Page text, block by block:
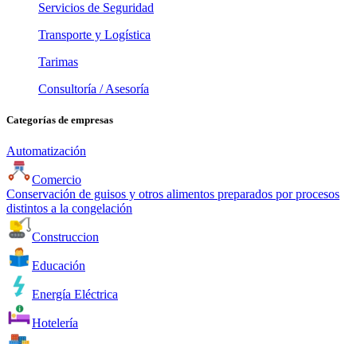
Servicios de Seguridad
Transporte y Logística
Tarimas
Consultoría / Asesoría
Categorías de empresas
Automatización
Comercio
Conservación de guisos y otros alimentos preparados por procesos
distintos a la congelación
Construccion
Educación
Energía Eléctrica
Hotelería